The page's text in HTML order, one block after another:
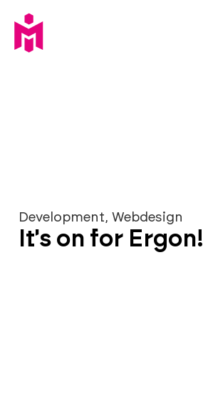
Development, Webdesign
It's on for Ergon!